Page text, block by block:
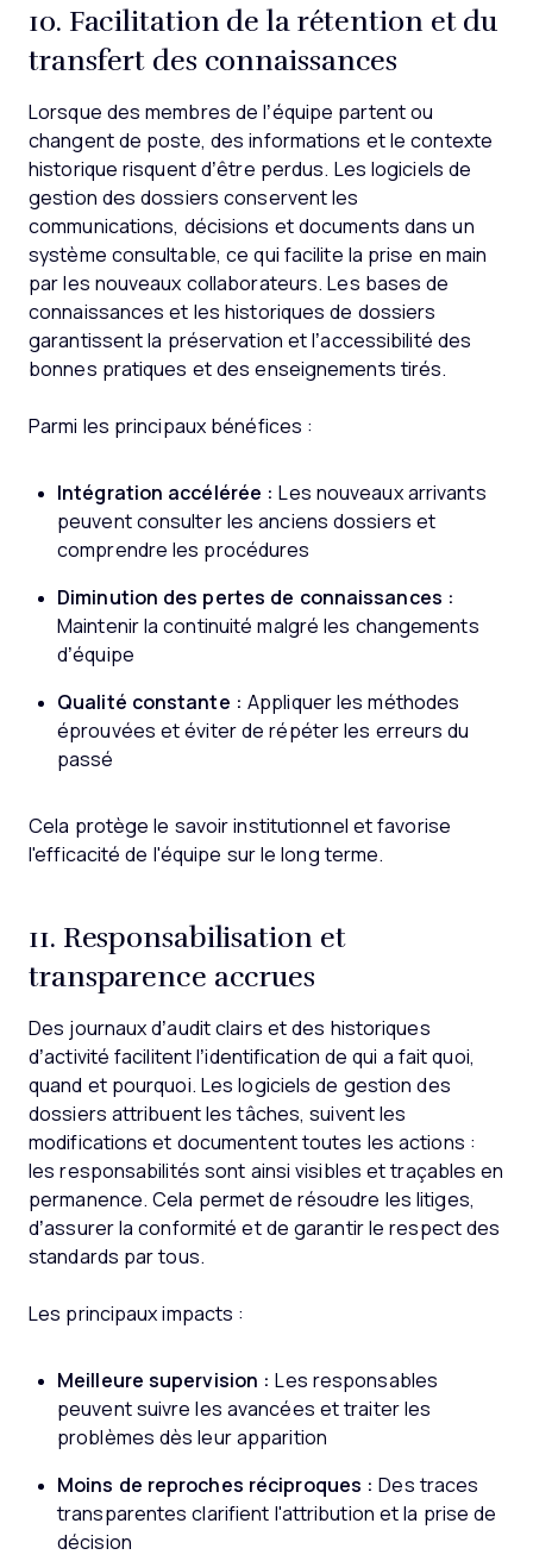
10. Facilitation de la rétention et du
transfert des connaissances
Lorsque des membres de l’équipe partent ou
changent de poste, des informations et le contexte
historique risquent d’être perdus. Les logiciels de
gestion des dossiers conservent les
communications, décisions et documents dans un
système consultable, ce qui facilite la prise en main
par les nouveaux collaborateurs. Les bases de
connaissances et les historiques de dossiers
garantissent la préservation et l’accessibilité des
bonnes pratiques et des enseignements tirés.
Parmi les principaux bénéfices :
Intégration accélérée : Les nouveaux arrivants
peuvent consulter les anciens dossiers et
comprendre les procédures
Diminution des pertes de connaissances :
Maintenir la continuité malgré les changements
d’équipe
Qualité constante : Appliquer les méthodes
éprouvées et éviter de répéter les erreurs du
passé
Cela protège le savoir institutionnel et favorise
l'efficacité de l'équipe sur le long terme.
11. Responsabilisation et
transparence accrues
Des journaux d’audit clairs et des historiques
d’activité facilitent l’identification de qui a fait quoi,
quand et pourquoi. Les logiciels de gestion des
dossiers attribuent les tâches, suivent les
modifications et documentent toutes les actions :
les responsabilités sont ainsi visibles et traçables en
permanence. Cela permet de résoudre les litiges,
d’assurer la conformité et de garantir le respect des
standards par tous.
Les principaux impacts :
Meilleure supervision : Les responsables
peuvent suivre les avancées et traiter les
problèmes dès leur apparition
Moins de reproches réciproques : Des traces
transparentes clarifient l'attribution et la prise de
décision